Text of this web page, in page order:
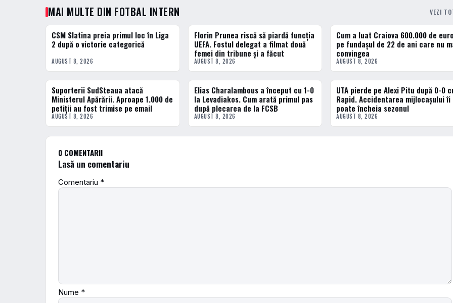
MAI MULTE DIN FOTBAL INTERN VEZI
FOTBAL INTERN
CSM Slatina preia primul loc în Liga
2 după o victorie categorică
AUGUST 8, 2026
FOTBAL INTERN
Florin Prunea riscă să piardă funcția
UEFA. Fostul delegat a filmat două
femei din tribune și a făcut
AUGUST 8, 2026
FOTBAL INTERN
Cum a luat Craiova 600.000 de
pe fundașul de 22 de ani care nu
convingea
AUGUST 8, 2026
FOTBAL INTERN
Suporterii SudSteaua atacă
Ministerul Apărării. Aproape 1.000 de
petiții au fost trimise pe email
AUGUST 8, 2026
FOTBAL INTERN
Elias Charalambous a început cu 1-0
la Levadiakos. Cum arată primul pas
după plecarea de la FCSB
AUGUST 8, 2026
FOTBAL INTERN
UTA pierde pe Alexi Pitu după 0-0
Rapid. Accidentarea mijlocașului îi
poate încheia sezonul
AUGUST 8, 2026
0 COMENTARII
Lasă un comentariu
Comentariu *
Nume *